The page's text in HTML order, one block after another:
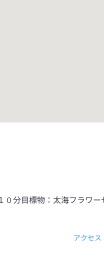
０分目標物：太海フラワー
アクセス